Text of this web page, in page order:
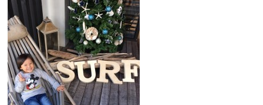
おすすめ分譲地
手間ひまかけた家づくり
KATSUMIの標準仕様 和暮-なごみ-